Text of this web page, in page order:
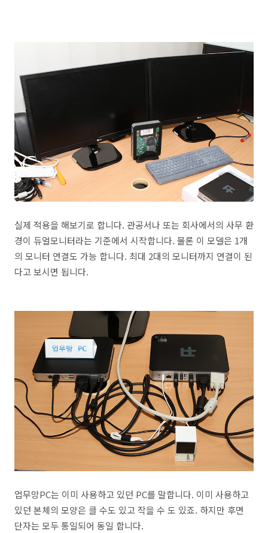
실제 적용을 해보기로 합니다. 관공서나 또는 회사에서의 사무 환
경이 듀얼모니터라는 기준에서 시작합니다. 물론 이 모델은 1개
의 모니터 연결도 가능 합니다. 최대 2대의 모니터까지 연결이 된
다고 보시면 됩니다.
업무망PC는 이미 사용하고 있던 PC를 말합니다. 이미 사용하고
있던 본체의 모양은 클 수도 있고 작을 수 도 있죠. 하지만 후면
단자는 모두 통일되어 동일 합니다.